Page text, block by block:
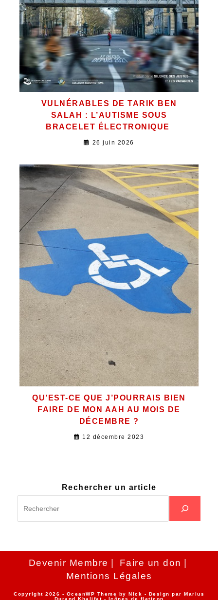
VULNÉRABLES DE TARIK BEN
SALAH : L’AUTISME SOUS
BRACELET ÉLECTRONIQUE
26 juin 2026
QU’EST-CE QUE J’POURRAIS BIEN
FAIRE DE MON AAH AU MOIS DE
DÉCEMBRE ?
12 décembre 2023
Rechercher un article
Devenir Membre
Faire un don
Mentions Légales
Copyright 2026 - OceanWP Theme by Nick - Design par Marius
Durand Khalifat - Icônes de flaticon